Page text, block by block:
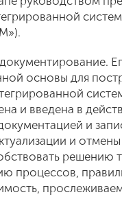
основы для
и введена в
и
и
решению
процессов,